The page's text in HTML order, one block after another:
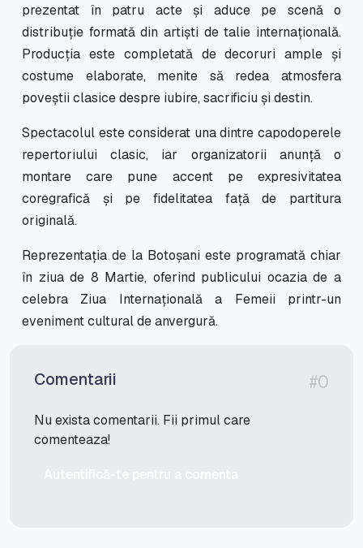
prezentat în patru acte și aduce pe scenă o
distribuție formată din artiști de talie internațională.
Producția este completată de decoruri ample și
costume elaborate, menite să redea atmosfera
poveștii clasice despre iubire, sacrificiu și destin.
Spectacolul este considerat una dintre capodoperele
repertoriului clasic, iar organizatorii anunță o
montare care pune accent pe expresivitatea
coregrafică și pe fidelitatea față de partitura
originală.
Reprezentația de la Botoșani este programată chiar
în ziua de 8 Martie, oferind publicului ocazia de a
celebra Ziua Internațională a Femeii printr-un
eveniment cultural de anvergură.
Comentarii #0
Nu exista comentarii. Fii primul care
comenteaza!